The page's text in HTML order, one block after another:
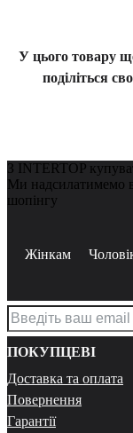
У цього товару
поділіться
З INTERTOP
Ми надсилатимемо
шопінгу
Жінкам
ПОКУПЦЕВІ
Доставка та оплата
Повернення
Гарантії